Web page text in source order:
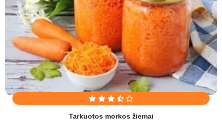
Tarkuotos morkos žiemai